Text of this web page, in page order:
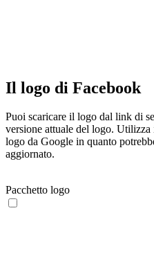
Il logo di Facebook
Puoi scaricare il logo dal link di
versione attuale del logo.
logo da Google in quanto
aggiornato.
Pacchetto logo